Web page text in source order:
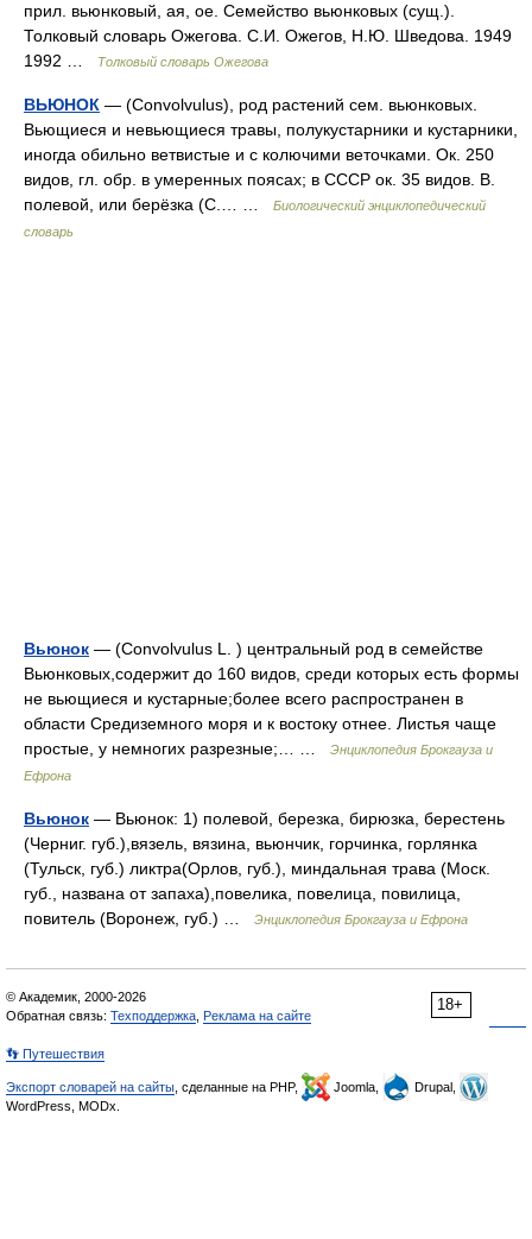
прил. вьюнковый, ая, ое. Семейство вьюнковых (сущ.).
Толковый словарь Ожегова. С.И. Ожегов, Н.Ю. Шведова. 1949
1992 …
Толковый словарь Ожегова
ВЬЮНОК — (Convolvulus), род растений сем. вьюнковых.
Вьющиеся и невьющиеся травы, полукустарники и кустарники,
иногда обильно ветвистые и с колючими веточками. Ок. 250
видов, гл. обр. в умеренных поясах; в СССР ок. 35 видов. В.
полевой, или берёзка (С.… …
Биологический энциклопедический
словарь
Вьюнок — (Convolvulus L. ) центральный род в семействе
Вьюнковых,содержит до 160 видов, среди которых есть формы
не вьющиеся и кустарные;более всего распространен в
области Средиземного моря и к востоку отнее. Листья чаще
простые, у немногих разрезные;… …
Энциклопедия Брокгауза и
Ефрона
Вьюнок — Вьюнок: 1) полевой, березка, бирюзка, берестень
(Черниг. губ.),вязель, вязина, вьюнчик, горчинка, горлянка
(Тульск, губ.) ликтра(Орлов, губ.), миндальная трава (Моск.
губ., названа от запаха),повелика, повелица, повилица,
повитель (Воронеж, губ.) …
Энциклопедия Брокгауза и Ефрона
18+
© Академик, 2000-2026
Обратная связь: Техподдержка Реклама на сайте
👣 Путешествия
Экспорт словарей на сайты , сделанные на PHP, Joomla,
Drupal,
WordPress, MODx.